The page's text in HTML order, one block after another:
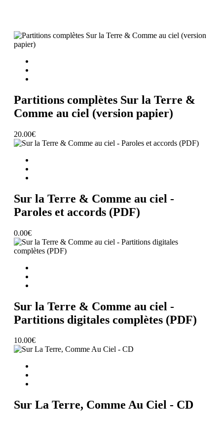
Partitions complètes Sur la Terre &
Comme au ciel (version papier)
20.00€
Sur la Terre & Comme au ciel -
Paroles et accords (PDF)
0.00€
Sur la Terre & Comme au ciel -
Partitions digitales complètes (PDF)
10.00€
Sur La Terre, Comme Au Ciel - CD